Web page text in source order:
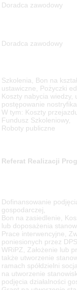
Doradca zawodowy
Doradca zawodowy
Szkolenia, Bon na
ustawiczne, Pożyczki
Koszty nabycia
postępowanie
W tym: Koszty
Fundusz Szkoleniowy,
Roboty publiczne
Referat Realizacji
Dofinansowanie
gospodarczej,
Bon na zasiedlenie,
lub doposażenia
Prace interwencyjne,
poniesionych przez
WRiPZ, Założenie lub
także utworzenie
ramach spółdzielni
na utworzenie
podjęcia działalności